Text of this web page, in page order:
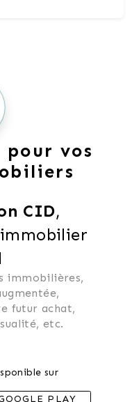
pour vos
CID,
immobilières,
futur achat,
etc.
sur
PLAY